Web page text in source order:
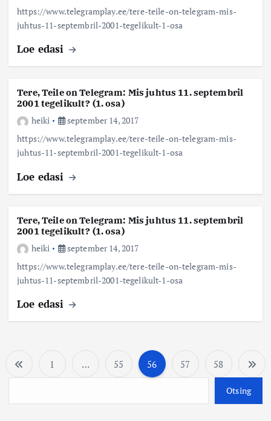
https://www.telegramplay.ee/tere-teile-on-telegram-mis-
juhtus-11-septembril-2001-tegelikult-1-osa
Loe edasi
Tere, Teile on Telegram: Mis juhtus 11. septembril
2001 tegelikult? (1. osa)
heiki
september 14, 2017
https://www.telegramplay.ee/tere-teile-on-telegram-mis-
juhtus-11-septembril-2001-tegelikult-1-osa
Loe edasi
Tere, Teile on Telegram: Mis juhtus 11. septembril
2001 tegelikult? (1. osa)
heiki
september 14, 2017
https://www.telegramplay.ee/tere-teile-on-telegram-mis-
juhtus-11-septembril-2001-tegelikult-1-osa
Loe edasi
P
o
1 … 55 56 57 58
Otsing